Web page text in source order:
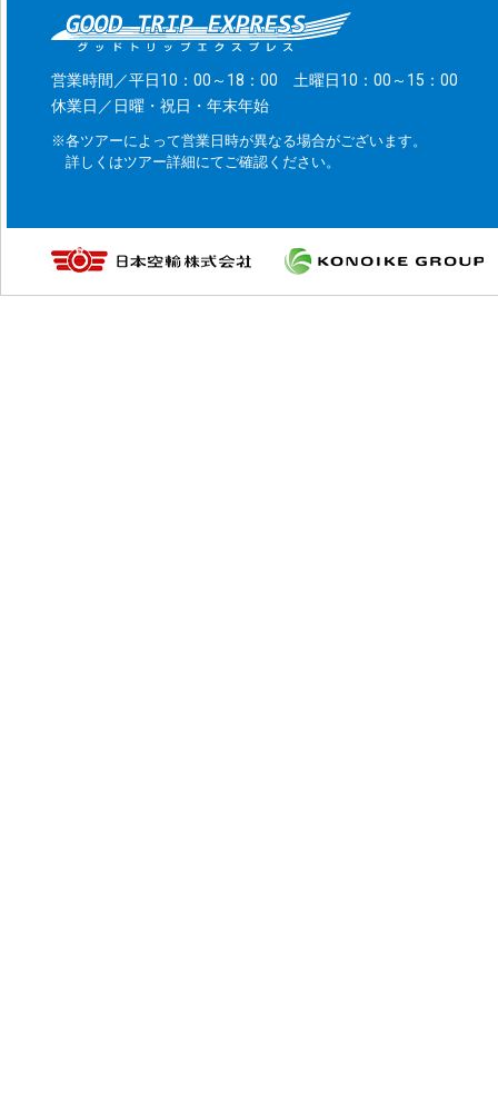
営業時間／平日10：00～18：00 土曜日10：00～15：00
休業日／日曜・祝日・年末年始
※各ツアーによって営業日時が異なる場合がございます。
詳しくはツアー詳細にてご確認ください。